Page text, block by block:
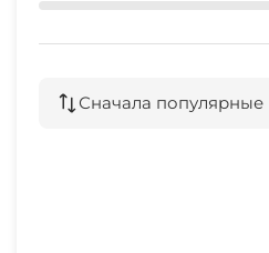
Сначала популярные